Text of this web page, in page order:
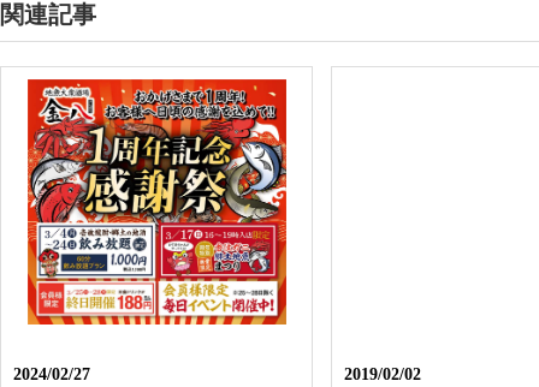
関連記事
2024/02/27
2019/02/02